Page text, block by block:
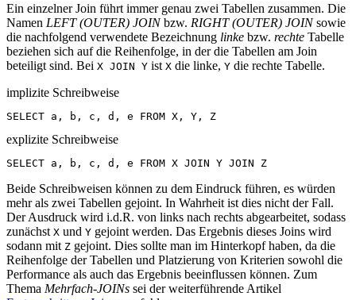
Ein einzelner Join führt immer genau zwei Tabellen zusammen. Die
Namen LEFT (OUTER) JOINbzw. RIGHT (OUTER) JOINsowie
die nachfolgend verwendete Bezeichnung linke bzw. rechte Tabelle
beziehen sich auf die Reihenfolge, in der die Tabellen am Join
beteiligt sind. Bei X JOIN Y ist X die linke, Y die rechte Tabelle.
implizite Schreibweise
SELECT a , b , c , d , e FROM X , Y , Z
explizite Schreibweise
SELECT a , b , c , d , e FROM X JOIN Y JOIN Z
Beide Schreibweisen können zu dem Eindruck führen, es würden
mehr als zwei Tabellen gejoint. In Wahrheit ist dies nicht der Fall.
Der Ausdruck wird i.d.R. von links nach rechts abgearbeitet, sodass
zunächst X und Y gejoint werden. Das Ergebnis dieses Joins wird
sodann mit Z gejoint. Dies sollte man im Hinterkopf haben, da die
Reihenfolge der Tabellen und Platzierung von Kriterien sowohl die
Performance als auch das Ergebnis beeinflussen können. Zum
Thema Mehrfach-JOINs sei der weiterführende Artikel